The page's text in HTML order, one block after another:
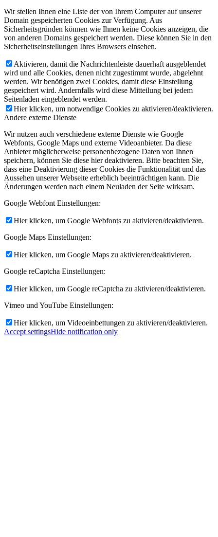
Wir stellen Ihnen eine Liste der von Ihrem Computer auf unserer
Domain gespeicherten Cookies zur Verfügung. Aus
Sicherheitsgründen können wie Ihnen keine Cookies anzeigen, die
von anderen Domains gespeichert werden. Diese können Sie in den
Sicherheitseinstellungen Ihres Browsers einsehen.
Aktivieren, damit die Nachrichtenleiste dauerhaft ausgeblendet
wird und alle Cookies, denen nicht zugestimmt wurde, abgelehnt
werden. Wir benötigen zwei Cookies, damit diese Einstellung
gespeichert wird. Andernfalls wird diese Mitteilung bei jedem
Seitenladen eingeblendet werden.
Hier klicken, um notwendige Cookies zu aktivieren/deaktivieren.
Andere externe Dienste
Wir nutzen auch verschiedene externe Dienste wie Google
Webfonts, Google Maps und externe Videoanbieter. Da diese
Anbieter möglicherweise personenbezogene Daten von Ihnen
speichern, können Sie diese hier deaktivieren. Bitte beachten Sie,
dass eine Deaktivierung dieser Cookies die Funktionalität und das
Aussehen unserer Webseite erheblich beeinträchtigen kann. Die
Änderungen werden nach einem Neuladen der Seite wirksam.
Google Webfont Einstellungen:
Hier klicken, um Google Webfonts zu aktivieren/deaktivieren.
Google Maps Einstellungen:
Hier klicken, um Google Maps zu aktivieren/deaktivieren.
Google reCaptcha Einstellungen:
Hier klicken, um Google reCaptcha zu aktivieren/deaktivieren.
Vimeo und YouTube Einstellungen:
Hier klicken, um Videoeinbettungen zu aktivieren/deaktivieren.
Accept settingsHide notification only